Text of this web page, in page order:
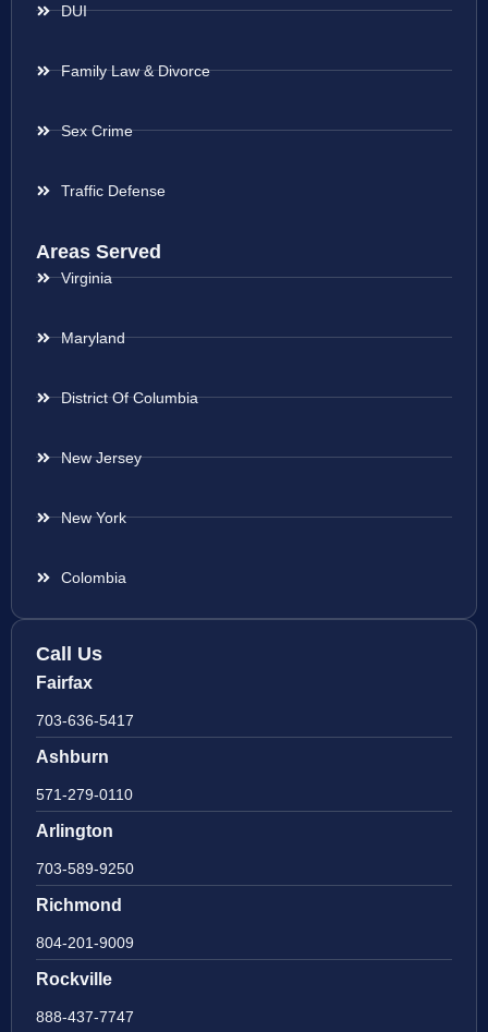
DUI
Family Law & Divorce
Sex Crime
Traffic Defense
Areas Served
Virginia
Maryland
District Of Columbia
New Jersey
New York
Colombia
Call Us
Fairfax
703-636-5417
Ashburn
571-279-0110
Arlington
703-589-9250
Richmond
804-201-9009
Rockville
888-437-7747